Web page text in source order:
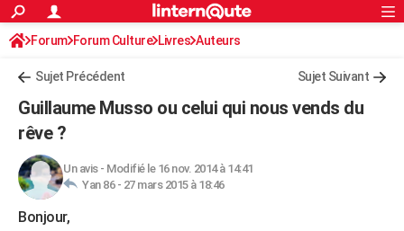
ACTUALITÉS
Politique
Société
Faits Divers
Education
Monde
Villes
+
Programme TV
TNTStreaming
Cinéma
Sorties cinéma
Musique
FINANCE
Retraite
Impôts
Epargne
Immobilier
Risques naturels par ville
Banque
Assurance
Crédit
AUTO
Essais
Réserver un essai
Citadines
Berlines
SUV
Forum auto
HIGH-TECH
S'inscrire
Connexion
Forum Forum Culture Livres Auteurs
Sujet Précédent Sujet Suivant
Guillaume Musso ou celui qui nous vends du
rêve ?
Un avis- Modifié le 16 nov. 2014 à 14:41
Yan 86 - 27 mars 2015 à 18:46
Bonjour,